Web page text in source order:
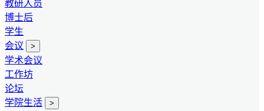
教研人员
博士后
学生
会议
>
学术会议
工作坊
论坛
学院生活
>